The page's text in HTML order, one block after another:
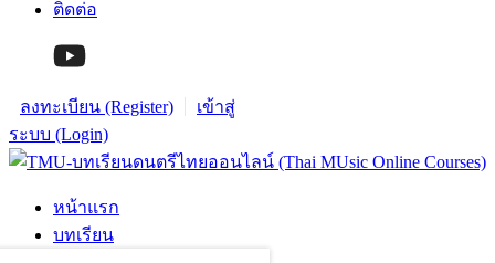
ติดต่อ
ลงทะเบียน (Register)
เข้าสู่
ระบบ (Login)
หน้าแรก
บทเรียน